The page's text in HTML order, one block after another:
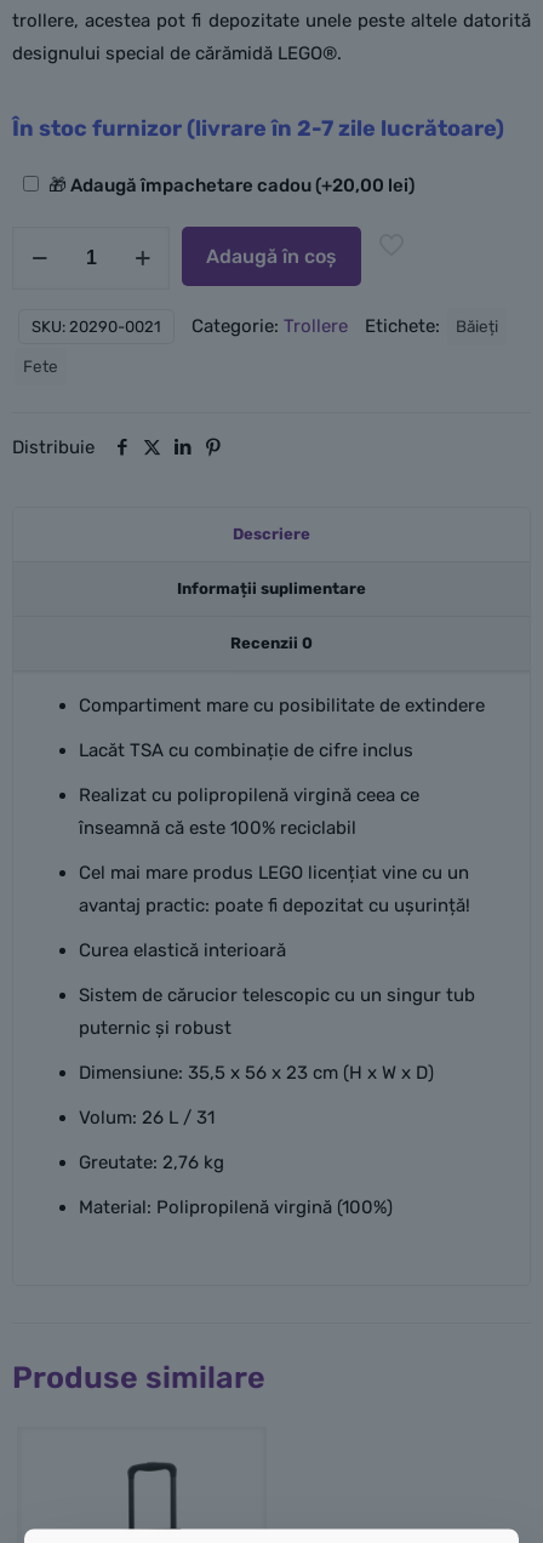
trollere, acestea pot fi depozitate unele peste altele datorită
designului special de cărămidă LEGO®.
În stoc furnizor (livrare în 2-7 zile lucrătoare)
Opțiuni🎁 Adaugă împachetare cadou(+20,00 lei)
Signature
20''
Roșu
Adaugă în coș
SKU: 20290-0021 Categorie: Trollere Etichete: Băieți
Fete
Distribuie
Descriere
Informații suplimentare
Recenzii 0
Compartiment mare cu posibilitate de extindere
Lacăt TSA cu combinație de cifre inclus
Realizat cu polipropilenă virgină ceea ce
înseamnă că este 100% reciclabil
Cel mai mare produs LEGO licențiat vine cu un
avantaj practic: poate fi depozitat cu ușurință!
Curea elastică interioară
Sistem de cărucior telescopic cu un singur tub
puternic și robust
Dimensiune: 35,5 x 56 x 23 cm (H x W x D)
Volum: 26 L / 31
Greutate: 2,76 kg
Material: Polipropilenă virgină (100%)
Produse similare